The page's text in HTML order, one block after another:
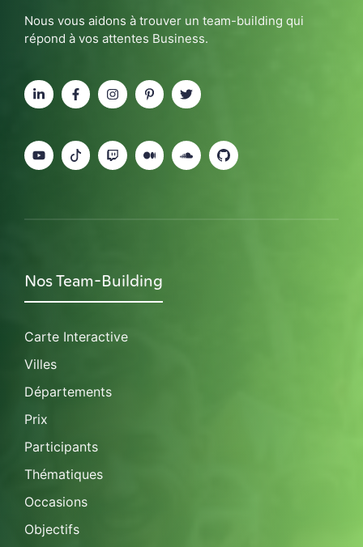
Nous vous aidons à trouver un team-building qui
répond à vos attentes Business.
Nos Team-Building
Carte Interactive
Villes
Départements
Prix
Participants
Thématiques
Occasions
Objectifs